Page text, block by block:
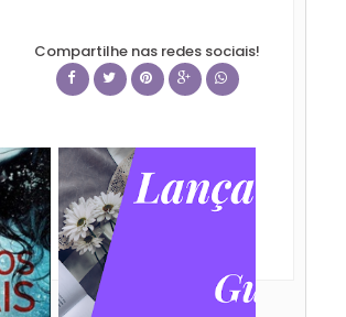
Compartilhe nas redes sociais!